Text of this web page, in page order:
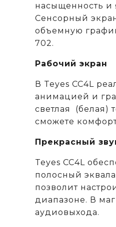
насыщенность и
Сенсорный
объемную
702.
Рабочий экран
В Teyes СС4L
анимацией и
светлая (белая)
сможете
Прекрасный
Teyes CC4L
полосный
позволит
диапазоне. В
аудиовыхода.